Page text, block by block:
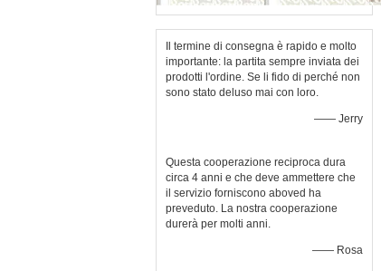
Il termine di consegna è rapido e molto
importante: la partita sempre inviata dei
prodotti l'ordine. Se li fido di perché non
sono stato deluso mai con loro.
—— Jerry
Questa cooperazione reciproca dura
circa 4 anni e che deve ammettere che
il servizio forniscono aboved ha
preveduto. La nostra cooperazione
durerà per molti anni.
—— Rosa